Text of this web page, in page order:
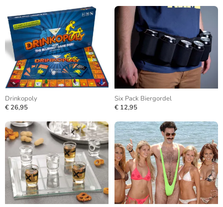
Drinkopoly
€ 26,95
Six Pack Biergordel
€ 12,95